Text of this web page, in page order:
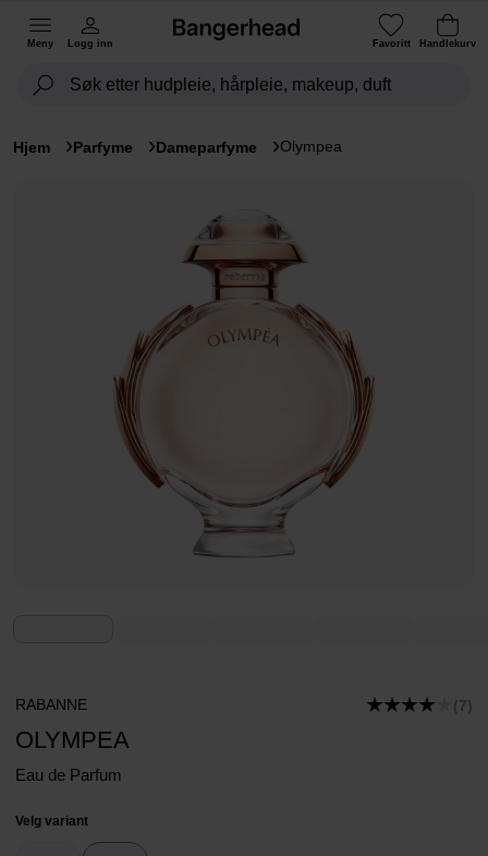
Meny Logg inn Favoritt Handlekurv
Hjem Parfyme Dameparfyme Olympea
RABANNE (7)
OLYMPEA
Eau de Parfum
Velg variant